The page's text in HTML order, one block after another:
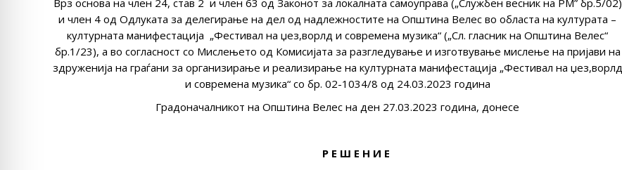
и член 4 од Одлуката за делегирање на дел од надлежностите на Општина Велес во областа на културата –
културната манифестација „Фестивал на џез,ворлд и современа музика“ („Сл. гласник на Општина Велес“
бр.1/23), а во согласност со Мислењето од Комисијата за разгледување и изготвување мислење на пријави на
здруженија на граѓани за организирање и реализирање на културната манифестација „Фестивал на џез,ворлд
и современа музика“ со бр. 02-1034/8 од 24.03.2023 година
Градоначалникот на Општина Велес на ден 27.03.2023 година, донесе
Р Е Ш Е Н И Е